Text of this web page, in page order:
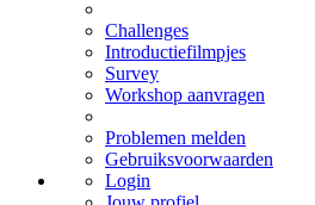
Challenges
Introductiefilmpjes
Survey
Workshop aanvragen
Problemen melden
Gebruiksvoorwaarden
Login